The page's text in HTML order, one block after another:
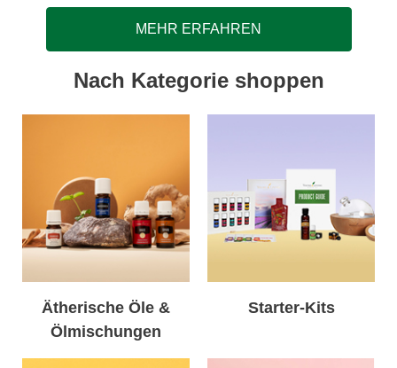
MEHR ERFAHREN
Nach Kategorie shoppen
Ätherische Öle &
Ölmischungen
Starter-Kits